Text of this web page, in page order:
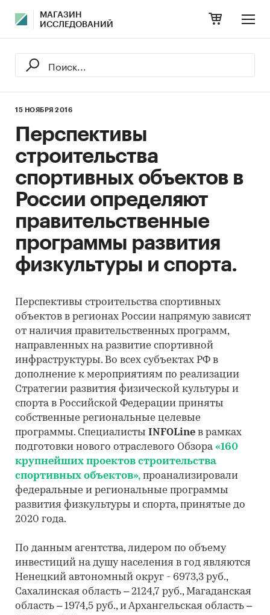
МАГАЗИН
ИССЛЕДОВАНИЙ
15 НОЯБРЯ 2016
Перспективы
строительства
спортивных объектов в
России определяют
правительственные
программы развития
физкультуры и спорта.
Перспективы строительства спортивных
объектов в регионах России напрямую зависят
от наличия правительственных программ,
направленных на развитие спортивной
инфраструктуры. Во всех субъектах РФ в
дополнение к мероприятиям по реализации
Стратегии развития физической культуры и
спорта в Российской Федерации приняты
собственные региональные целевые
программы. Специалисты INFOLine в рамках
подготовки нового отраслевого Обзора«160
крупнейших проектов строительства
спортивных объектов», проанализировали
федеральные и региональные программы
развития физкультуры и спорта, принятые до
2020 года.
По данным агентства, лидером по объему
инвестиций на душу населения в год являются
Ненецкий автономный округ - 6973,3 руб.,
Сахалинская область – 2124,7 руб., Магаданская
область – 1974,5 руб., и Архангельская область –